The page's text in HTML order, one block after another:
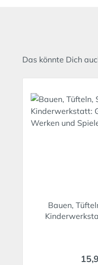
Produktgalerie
Das könnte Dich
Bauen,